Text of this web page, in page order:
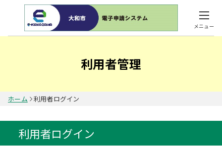
メニュー
利用者管理
ホーム 利用者ログイン
利用者ログイン